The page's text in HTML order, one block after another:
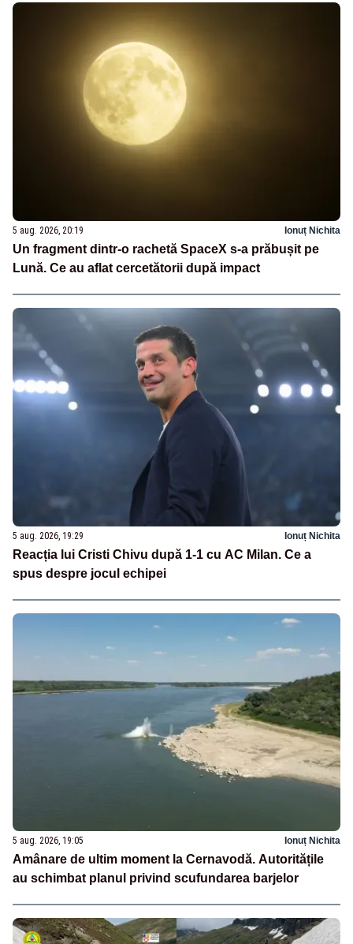
5 aug. 2026, 20:19 Ionuț Nichita
Un fragment dintr-o rachetă SpaceX s-a prăbușit pe
Lună. Ce au aflat cercetătorii după impact
5 aug. 2026, 19:29 Ionuț Nichita
Reacția lui Cristi Chivu după 1-1 cu AC Milan. Ce a
spus despre jocul echipei
5 aug. 2026, 19:05 Ionuț Nichita
Amânare de ultim moment la Cernavodă. Autoritățile
au schimbat planul privind scufundarea barjelor